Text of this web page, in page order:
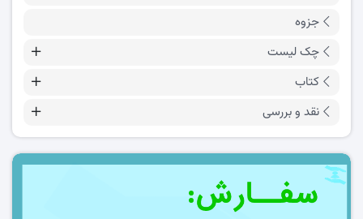
جزوه
چک لیست
کتاب
نقد و بررسی